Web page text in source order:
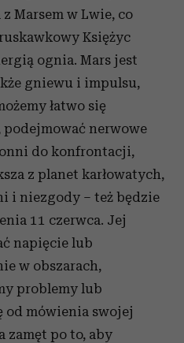
Marsem w Lwie, co
Księżyc
ognia. Mars jest
gniewu i impulsu,
łatwo się
nerwowe
do konfrontacji,
z planet karłowatych,
i niezgody – też będzie
11 czerwca. Jej
napięcie lub
w obszarach,
problemy lub
od mówienia swojej
zamęt po to, aby